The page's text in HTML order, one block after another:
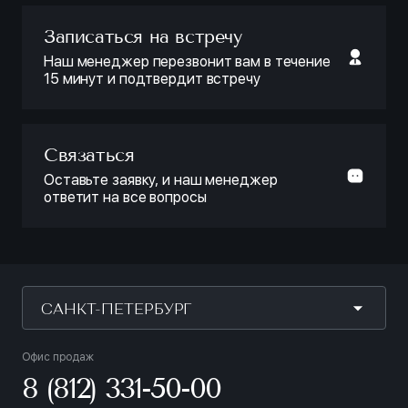
Записаться на встречу
Наш менеджер перезвонит вам в течение
15 минут и подтвердит встречу
Связаться
Оставьте заявку, и наш менеджер
ответит на все вопросы
САНКТ-ПЕТЕРБУРГ
Офис продаж
8 (812) 331-50-00